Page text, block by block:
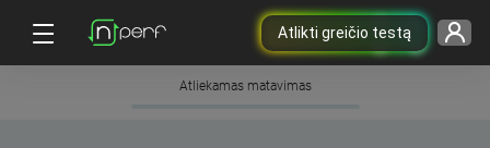
Atlikti greičio testą
Atliekamas matavimas